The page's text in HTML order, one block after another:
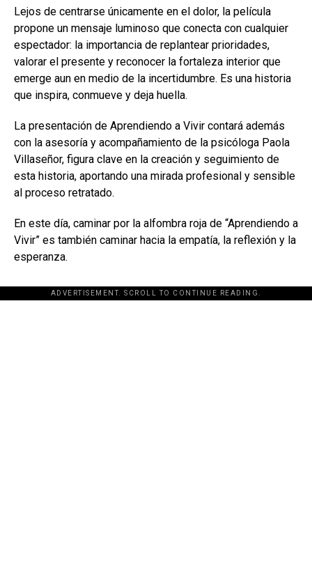
Lejos de centrarse únicamente en el dolor, la película
propone un mensaje luminoso que conecta con cualquier
espectador: la importancia de replantear prioridades,
valorar el presente y reconocer la fortaleza interior que
emerge aun en medio de la incertidumbre. Es una historia
que inspira, conmueve y deja huella.
La presentación de Aprendiendo a Vivir contará además
con la asesoría y acompañamiento de la psicóloga Paola
Villaseñor, figura clave en la creación y seguimiento de
esta historia, aportando una mirada profesional y sensible
al proceso retratado.
En este día, caminar por la alfombra roja de “Aprendiendo a
Vivir” es también caminar hacia la empatía, la reflexión y la
esperanza.
ADVERTISEMENT. SCROLL TO CONTINUE READING.
[adsforwp id="243463"]